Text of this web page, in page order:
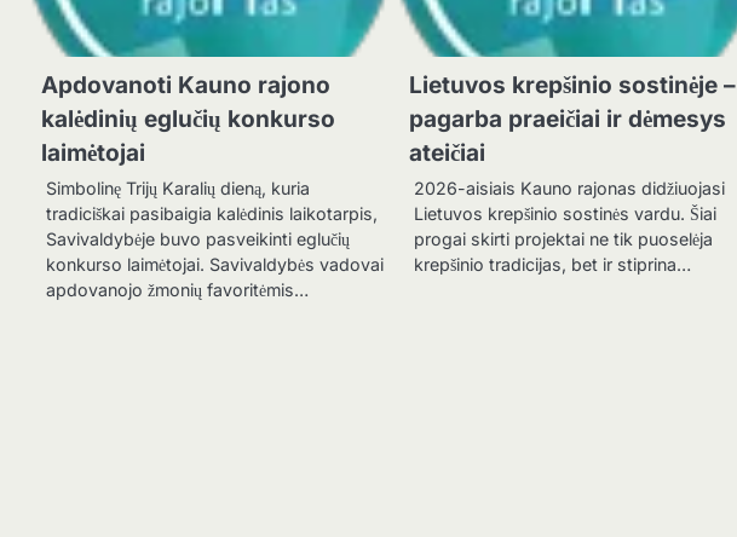
Apdovanoti Kauno rajono
kalėdinių eglučių konkurso
laimėtojai
Simbolinę Trijų Karalių dieną, kuria
tradiciškai pasibaigia kalėdinis laikotarpis,
Savivaldybėje buvo pasveikinti eglučių
konkurso laimėtojai. Savivaldybės vadovai
apdovanojo žmonių favoritėmis…
Lietuvos krepšinio sostinėje –
pagarba praeičiai ir dėmesys
ateičiai
2026-aisiais Kauno rajonas didžiuojasi
Lietuvos krepšinio sostinės vardu. Šiai
progai skirti projektai ne tik puoselėja
krepšinio tradicijas, bet ir stiprina…